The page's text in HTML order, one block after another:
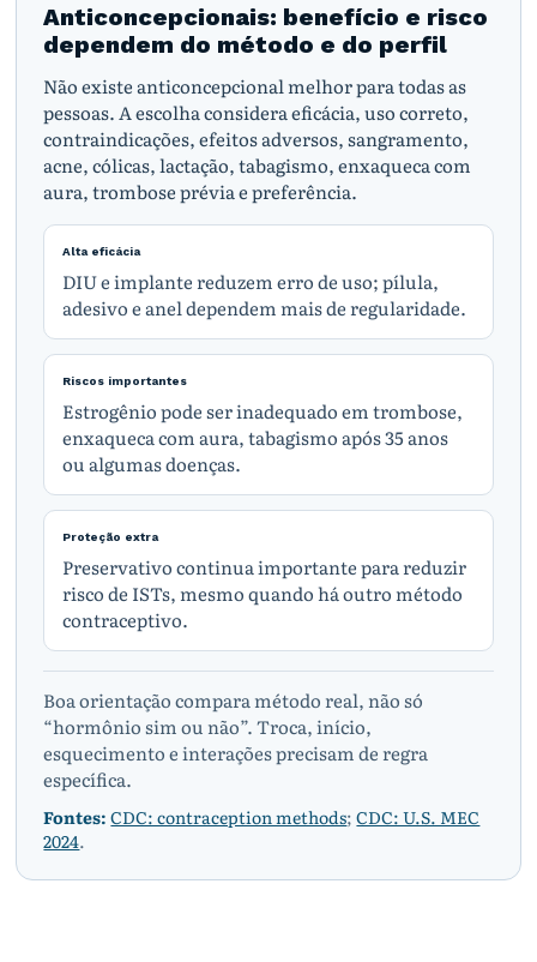
Anticoncepcionais: benefício e risco
dependem do método e do perfil
Não existe anticoncepcional melhor para todas as
pessoas. A escolha considera eficácia, uso correto,
contraindicações, efeitos adversos, sangramento,
acne, cólicas, lactação, tabagismo, enxaqueca com
aura, trombose prévia e preferência.
Alta eficácia
DIU e implante reduzem erro de uso; pílula,
adesivo e anel dependem mais de regularidade.
Riscos importantes
Estrogênio pode ser inadequado em trombose,
enxaqueca com aura, tabagismo após 35 anos
ou algumas doenças.
Proteção extra
Preservativo continua importante para reduzir
risco de ISTs, mesmo quando há outro método
contraceptivo.
Boa orientação compara método real, não só
“hormônio sim ou não”. Troca, início,
esquecimento e interações precisam de regra
específica.
Fontes: CDC: contraception methods;CDC: U.S. MEC
2024.